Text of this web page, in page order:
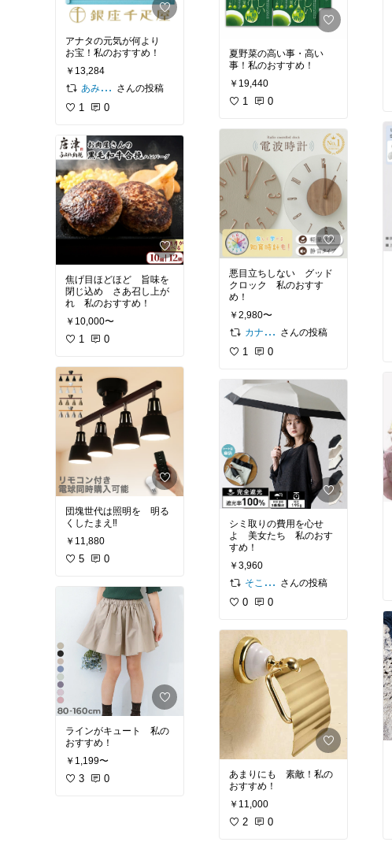
アナタの元気が何より
お宝！私のおすすめ！
￥13,284
あみらに🧡ﾐﾆﾏﾘｽﾄの必需品と愛用品
さんの投稿
1 0
焦げ目ほどほど 旨味を
閉じ込め さあ召し上が
れ 私のおすすめ！
￥10,000〜
1 0
団塊世代は照明を 明る
くしたまえ‼
￥11,880
5 0
ラインがキュート 私の
おすすめ！
￥1,199〜
3 0
夏野菜の高い事・高い
事！私のおすすめ！
￥19,440
1 0
悪目立ちしない グッド
クロック 私のおすす
め！
￥2,980〜
カナチ🌼いつもご覧くださり感謝ꕤ
さんの投稿
1 0
シミ取りの費用を心せ
よ 美女たち 私のおす
すめ！
￥3,960
そこねさがし
さんの投稿
0 0
あまりにも 素敵！私の
おすすめ！
￥11,000
2 0